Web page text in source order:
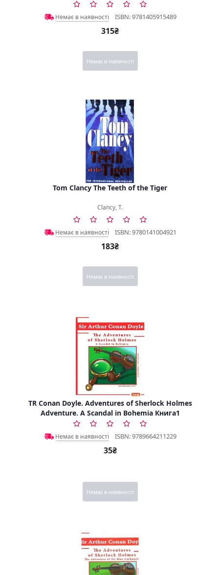
Немає в наявності ISBN: 9781405915489
315₴
Немає в наявності
Tom Clancy The Teeth of the Tiger
Clancy, T.
Немає в наявності ISBN: 9780141004921
183₴
Немає в наявності
TR Conan Doyle. Adventures of Sherlock Holmes
Adventure. A Scandal in Bohemia Книга1
Немає в наявності ISBN: 9789664211229
35₴
Немає в наявності